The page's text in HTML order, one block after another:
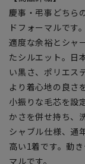
慶事・弔事どちら
ドフォーマルです。
適度な余裕とシャ
たシルエット。日
い黒さ、ポリエス
より着心地の良さ
小振りな毛芯を設
かさを併せ持ち、
シャブル仕様、通
高い1着です。動
マルです。